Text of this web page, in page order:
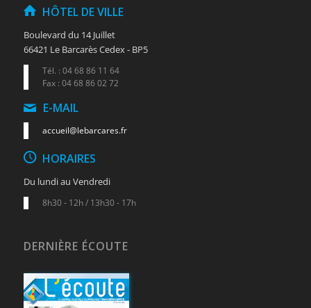
HÔTEL DE VILLE
Boulevard du 14 Juillet
66421 Le Barcarès Cedex - BP5
Tél. : 04 68 86 11 64
Fax : 04 68 86 02 72
E-MAIL
accueil@lebarcares.fr
HORAIRES
Du lundi au Vendredi
8h30 - 12h / 13h30 - 17h
DERNIÈRE ÉCOUTE